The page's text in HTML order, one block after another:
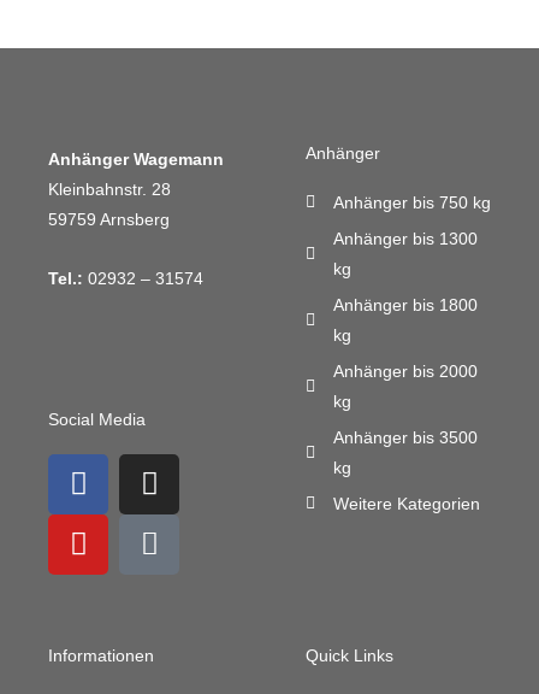
Anhänger Wagemann
Kleinbahnstr. 28
59759 Arnsberg
Tel.: 02932 – 31574
Social Media
F
a
c
e
o
I
n
s
t
r
Y
o
u
t
e
M
a
i
l
u
Anhänger
Anhänger bis 750 kg
Anhänger bis 1300
kg
Anhänger bis 1800
kg
Anhänger bis 2000
kg
Anhänger bis 3500
kg
Weitere Kategorien
Informationen Quick Links